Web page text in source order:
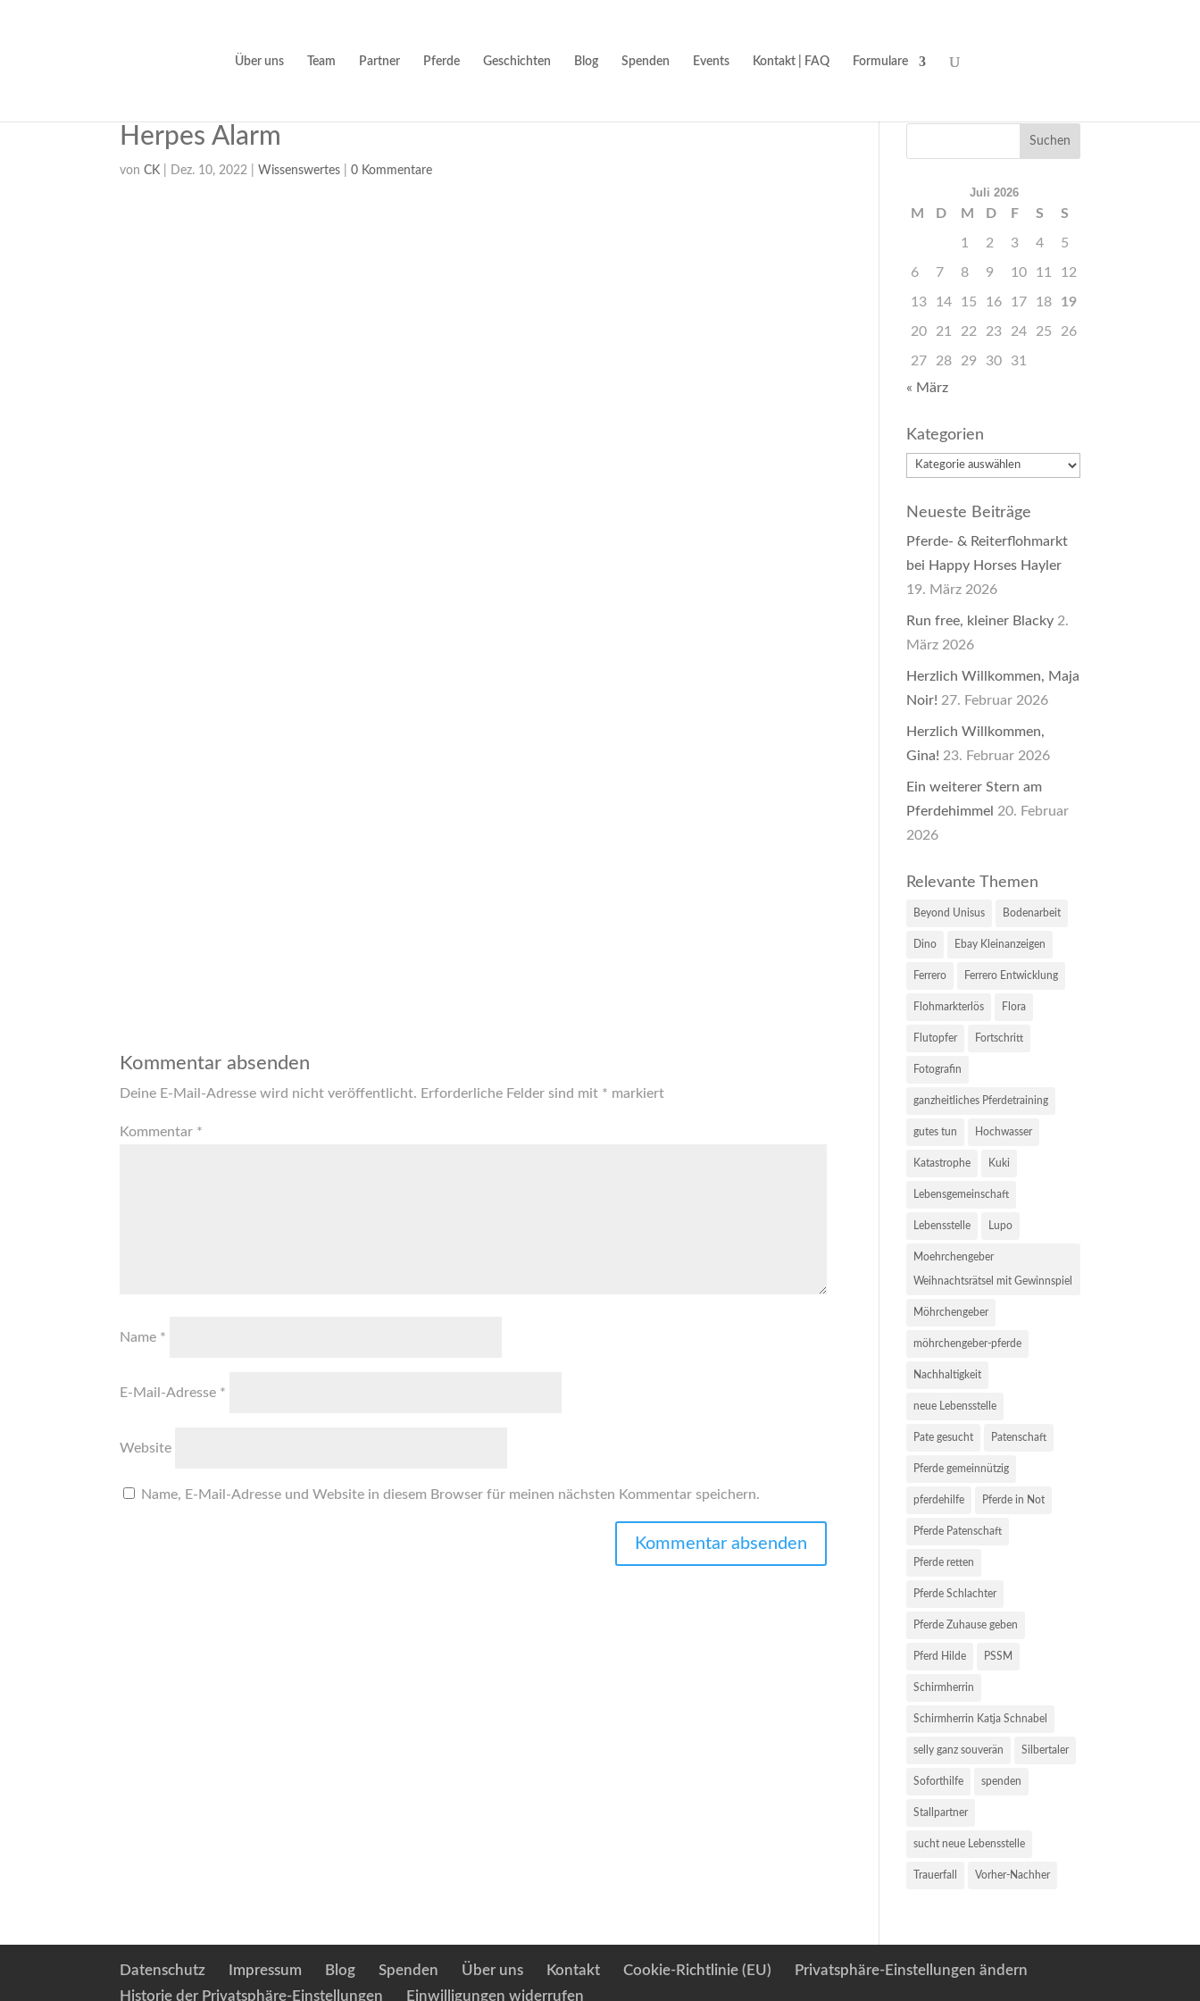
Über uns Team Partner Pferde Geschichten Blog Spenden Events Kontakt | FAQ Formulare
Herpes Alarm
vonCK Dez. 10, 2022 Wissenswertes |0 Kommentare
Kommentar absenden
Deine E-Mail-Adresse wird nicht veröffentlicht. Erforderliche Felder sind mit * markiert
Kommentar *
Name *
E-Mail-Adresse *
Website
Name, E-Mail-Adresse und Website in diesem Browser für meinen nächsten Kommentar speichern.
Juli 2026
M D M D F S S
1 2 3 4 5
6 7 8 9 10 11 12
13 14 15 16 17 18 19
20 21 22 23 24 25 26
27 28 29 30
31
« März
Kategorien
Kategorien
Neueste Beiträge
Pferde- & Reiterflohmarkt
bei Happy Horses Hayler
19. März 2026
Run free, kleiner Blacky 2.
März 2026
Herzlich Willkommen, Maja
Noir! 27. Februar 2026
Herzlich Willkommen,
Gina! 23. Februar 2026
Ein weiterer Stern am
Pferdehimmel 20. Februar
2026
Relevante Themen
Beyond Unisus Bodenarbeit
Dino Ebay Kleinanzeigen
Ferrero Ferrero Entwicklung
Flohmarkterlös Flora
Flutopfer Fortschritt
Fotografin
ganzheitliches Pferdetraining
gutes tun Hochwasser
Katastrophe Kuki
Lebensgemeinschaft
Lebensstelle Lupo
Moehrchengeber
Weihnachtsrätsel mit Gewinnspiel
Möhrchengeber
möhrchengeber-pferde
Nachhaltigkeit
neue Lebensstelle
Pate gesucht Patenschaft
Pferde gemeinnützig
pferdehilfe Pferde in Not
Pferde Patenschaft
Pferde retten
Pferde Schlachter
Pferde Zuhause geben
Pferd Hilde PSSM
Schirmherrin
Schirmherrin Katja Schnabel
selly ganz souverän Silbertaler
Soforthilfe spenden
Stallpartner
sucht neue Lebensstelle
Trauerfall Vorher-Nachher
Datenschutz Impressum Blog Spenden Über uns Kontakt Cookie-Richtlinie (EU)
Privatsphäre-Einstellungen ändern
Historie der Privatsphäre-Einstellungen
Einwilligungen widerrufen